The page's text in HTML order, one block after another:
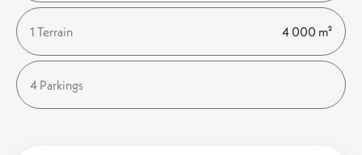
1 Terrain 4 000 m²
4 Parkings